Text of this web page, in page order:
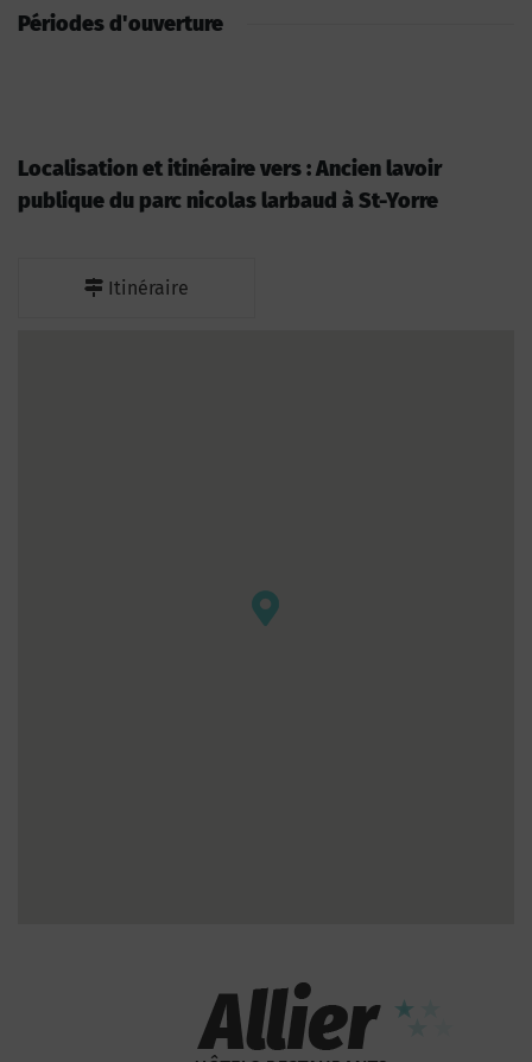
Périodes d'ouverture
Localisation et itinéraire vers : Ancien lavoir
publique du parc nicolas larbaud à St-Yorre
Itinéraire